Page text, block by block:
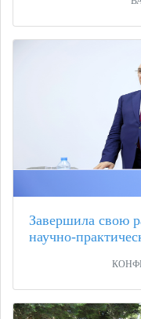
Завершила свою
научно-